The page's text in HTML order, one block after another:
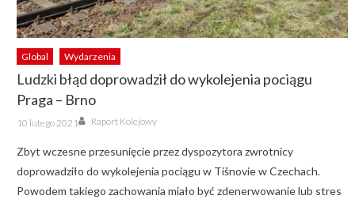
Global Wydarzenia
Ludzki błąd doprowadził do wykolejenia pociągu
Praga – Brno
Posted
on
10 lutego 2021 Author
Raport Kolejowy
Zbyt wczesne przesunięcie przez dyspozytora zwrotnicy
doprowadziło do wykolejenia pociągu w Tišnovie w Czechach.
Powodem takiego zachowania miało być zdenerwowanie lub stres